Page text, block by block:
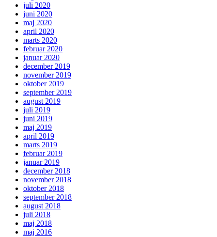
juli 2020
juni 2020
maj 2020
april 2020
marts 2020
februar 2020
januar 2020
december 2019
november 2019
oktober 2019
september 2019
august 2019
juli 2019
juni 2019
maj 2019
april 2019
marts 2019
februar 2019
januar 2019
december 2018
november 2018
oktober 2018
september 2018
august 2018
juli 2018
maj 2018
maj 2016